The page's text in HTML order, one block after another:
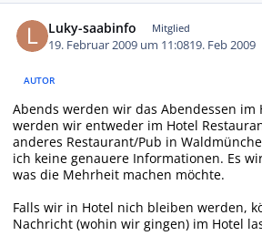
Luky-saabinfo Mitglied
19. Februar 2009 um 11:0819. Feb 2009
AUTOR
Abends werden wir das Abendessen im
werden wir entweder im Hotel
anderes Restaurant/Pub in
ich keine genauere Informationen. Es
was die Mehrheit machen möchte.
Falls wir in Hotel nich bleiben werden,
Nachricht (wohin wir gingen) im Hotel